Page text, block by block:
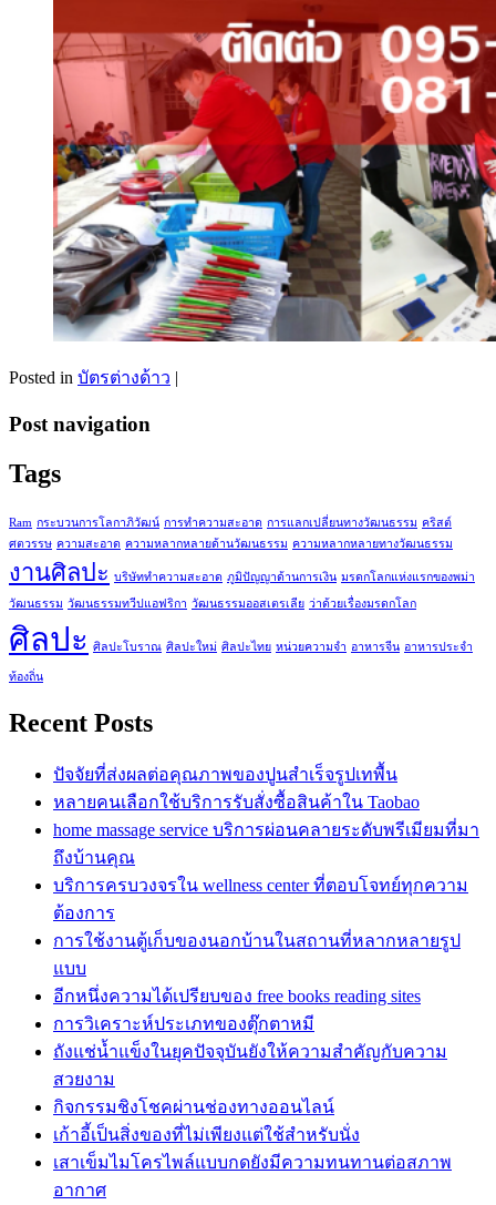
Posted in บัตรต่างด้าว |
Post navigation
Tags
Ram กระบวนการโลกาภิวัฒน์ การทำความสะอาด การแลกเปลี่ยนทางวัฒนธรรม คริสต์
ศตวรรษ ความสะอาด ความหลากหลายด้านวัฒนธรรม ความหลากหลายทางวัฒนธรรม
งานศิลปะ บริษัททำความสะอาด ภูมิปัญญาด้านการเงิน มรดกโลกแห่งแรกของพม่า
วัฒนธรรม วัฒนธรรมทวีปแอฟริกา วัฒนธรรมออสเตรเลีย ว่าด้วยเรื่องมรดกโลก
ศิลปะ ศิลปะโบราณ ศิลปะใหม่ ศิลปะไทย หน่วยความจำ อาหารจีน อาหารประจำ
ท้องถิ่น
Recent Posts
ปัจจัยที่ส่งผลต่อคุณภาพของปูนสำเร็จรูปเทพื้น
หลายคนเลือกใช้บริการรับสั่งซื้อสินค้าใน Taobao
home massage service บริการผ่อนคลายระดับพรีเมียมที่มา
ถึงบ้านคุณ
บริการครบวงจรใน wellness center ที่ตอบโจทย์ทุกความ
ต้องการ
การใช้งานตู้เก็บของนอกบ้านในสถานที่หลากหลายรูป
แบบ
อีกหนึ่งความได้เปรียบของ free books reading sites
การวิเคราะห์ประเภทของตุ๊กตาหมี
ถังแช่น้ำแข็งในยุคปัจจุบันยังให้ความสำคัญกับความ
สวยงาม
กิจกรรมชิงโชคผ่านช่องทางออนไลน์
เก้าอี้เป็นสิ่งของที่ไม่เพียงแต่ใช้สำหรับนั่ง
เสาเข็มไมโครไพล์แบบกดยังมีความทนทานต่อสภาพ
อากาศ